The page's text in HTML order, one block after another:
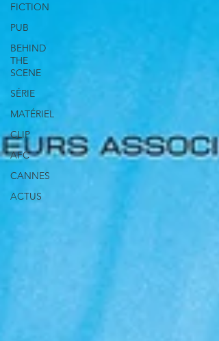
FICTION
PUB
BEHIND
THE
SCENE
SÉRIE
MATÉRIEL
CLIP
AFC
CANNES
ACTUS